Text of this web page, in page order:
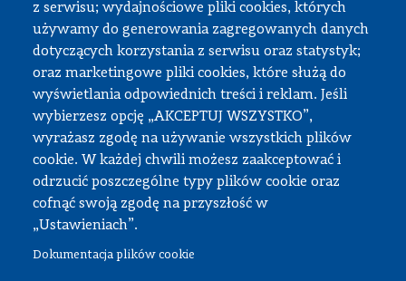
z serwisu; wydajnościowe pliki cookies, których
używamy do generowania zagregowanych danych
dotyczących korzystania z serwisu oraz statystyk;
oraz marketingowe pliki cookies, które służą do
wyświetlania odpowiednich treści i reklam. Jeśli
wybierzesz opcję „AKCEPTUJ WSZYSTKO”,
wyrażasz zgodę na używanie wszystkich plików
cookie. W każdej chwili możesz zaakceptować i
odrzucić poszczególne typy plików cookie oraz
cofnąć swoją zgodę na przyszłość w
„Ustawieniach”.
Dokumentacja plików cookie
Strefa pracownika
APD
SAP PW
Intranet
Sprawy socjalne
Repozytorium